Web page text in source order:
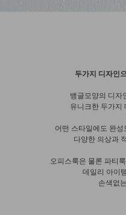
두가지 디자인
뱅글모양의 디자
유니크한 두가지
어떤 스타일에도 완
다양한 의상과
오피스룩은 물론 파티
데일리 아이
손색없